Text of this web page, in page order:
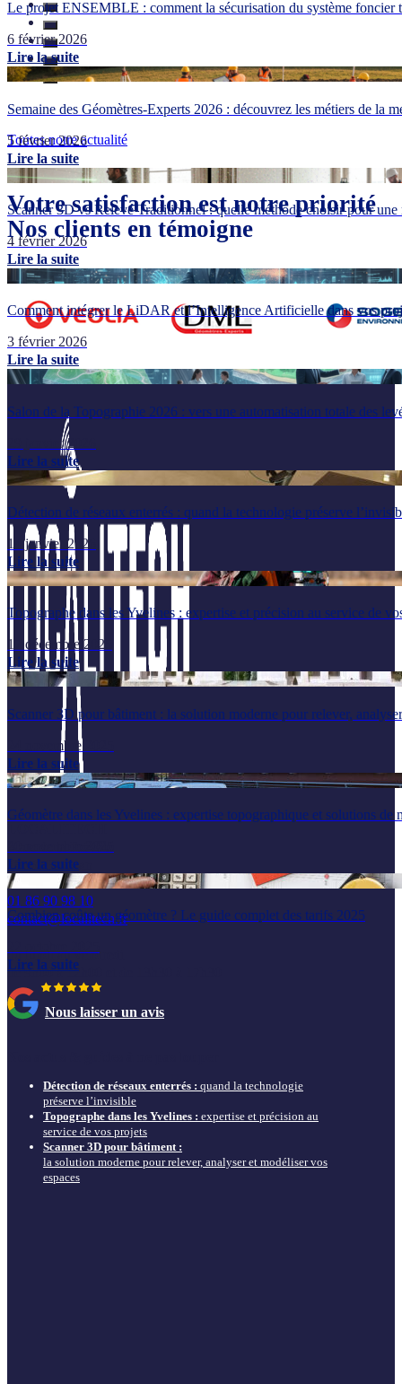
Le projet ENSEMBLE : comment la sécurisation du système foncier
6 février 2026
Lire la suite
Semaine des Géomètres-Experts 2026 : découvrez les métiers de la
5 février 2026
Lire la suite
Scanner 3D vs Relevé Traditionnel : quelle méthode choisir pour
4 février 2026
Lire la suite
Comment intégrer le LiDAR et l’Intelligence Artificielle dans vos
3 février 2026
Lire la suite
Salon de la Topographie 2026 : vers une automatisation totale des
29 janvier 2026
Lire la suite
Détection de réseaux enterrés : quand la technologie préserve
14 janvier 2026
Lire la suite
Topographe dans les Yvelines : expertise et précision au service de
17 décembre 2025
Lire la suite
Scanner 3D pour bâtiment : la solution moderne pour relever,
24 novembre 2025
Lire la suite
Géomètre dans les Yvelines : expertise topographique et solutions de
Lire la suite
Combien coûte un géomètre ? Le guide complet des tarifs 2025
Lire la suite
Toutes notre actualité
Votre satisfaction est notre priorité
Nos clients en témoigne
78550 Houdan
01 86 90 98 10
contact@localitech.fr
du lundi au vendredi
de 9h00 à 12h00 et de 13h30 à 17h30
Nous laisser un avis
Détection de réseaux enterrés : quand la technologie
préserve l’invisible
Topographe dans les Yvelines : expertise et précision au
service de vos projets
Scanner 3D pour bâtiment :
la solution moderne pour relever, analyser et modéliser vos
espaces